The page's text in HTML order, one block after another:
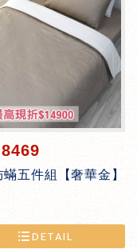
五件組【奢華金】
DETAIL